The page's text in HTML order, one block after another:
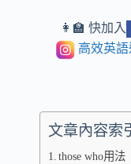
👩‍🏫 快加入
高效英
文章內容索引
those who用法